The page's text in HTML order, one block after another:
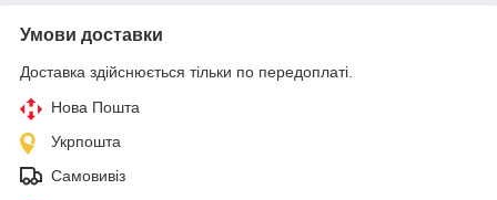
Умови доставки
Доставка здійснюється тільки по передоплаті.
Нова Пошта
Укрпошта
Самовивіз